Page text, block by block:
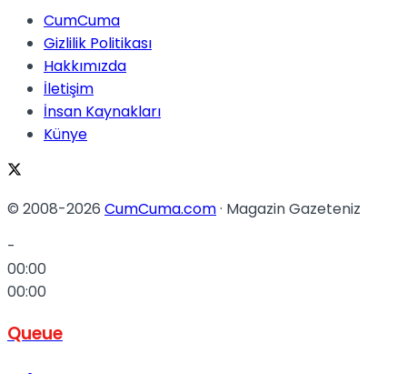
View All Result
CumCuma
Gizlilik Politikası
Hakkımızda
İletişim
İnsan Kaynakları
Künye
© 2008-2026 CumCuma.com· Magazin Gazeteniz
-
00:00
00:00
Queue